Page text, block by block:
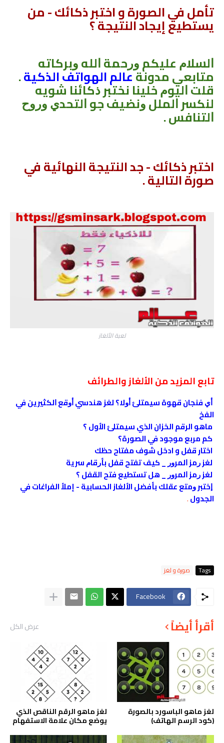
تأمل في الصورة و اختبر ذكائك - ﻣﻦ
ﻳﺴﺘﻄﻴﻊ إيجاد النتيجة ؟
ﺍﻟﺴﻼﻡ ﻋﻠﻴﻜﻢ ﻭﺭﺣﻤﺔ ﺍﻟﻠﻪ ﻭﺑﺮﻛﺎﺗﻪ
متابعي مدونةعالم الهواتف الذكية.
ﻗﻠﺖ ﺍﻟﻴﻮﻡ ﺧﻠﻴﻨﺎ ﻧﺨﺘﺒﺮ ﺫﻛﺎﺋﻨﺎ ﺷﻮﻳﻪ
ﻟﻨﻜﺴﺮ ﺍﻟﻤﻠﻞ ﻭﻧﻀﻴﻒ ﺟﻮ ﺍﻟﺘﺤﺪﻱ ﻭﺭﻭﺡ
ﺍﻟﺘﻨﺎﻓﺲ .
اختبر ذكائك - جد النتيجة النهائية في
صورة التالية .
لعبة الألغاز
تابع المزيد من الألغاز والطرائف
ﺃﻱ فنجان قهوة ﺳﻴﻤﺘﻠﺊ ﺃﻭﻻ؟ ﻟﻐﺰ ﻫﻨﺪﺳﻲ ﺃﻭﻗﻊ ﺍﻟﻜﺜﻴﺮﻳﻦ ﻓﻲ
الفخ
ماهو الرقم الخزان الذي سيمتلئ الأول ؟
كم مربع موجود في الصورة؟
اختار قفل و ادخل شوف مفتاح حظك
ﻟﻐﺰ ﺭﻣﺰ ﺍﻟﻤﺮﻭﺭ _ ﻛﻴﻒ ﺗﻔﺘﺢ ﻗﻔﻞ ﺑﺄﺭﻗﺎﻡ ﺳﺮﻳﺔ
ﻟﻐﺰ ﺭﻣﺰ ﺍﻟﻤﺮﻭﺭ _ هل تستطيع فتح القفل ؟
ﺇﺧﺘﺒﺮ ﻭﻣﺘﻊ ﻋﻘﻠﻚ بأفضل الألغاز الحسابية - إملأ الفراغات في
الجدول.
Tags صورة و لغز
Facebook
أقرأ أيضاً عرض الكل
لغز ماهو الباسورد بالصورة
(كود الرسم الهاتف)
لغز ماهو الرقم الناقص الذي
يوضع مكان علامة الاستفهام